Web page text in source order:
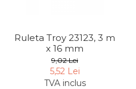
Ruleta Troy 23123, 3 m
x 16 mm
9,02 Lei
5,52 Lei
TVA inclus